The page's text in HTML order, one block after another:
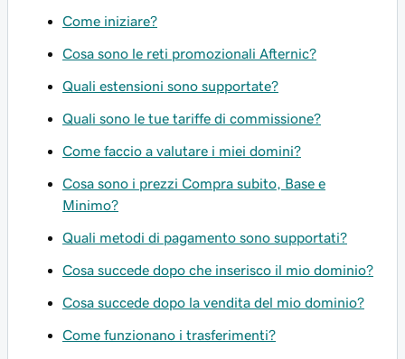
Come iniziare?
Cosa sono le reti promozionali Afternic?
Quali estensioni sono supportate?
Quali sono le tue tariffe di commissione?
Come faccio a valutare i miei domini?
Cosa sono i prezzi Compra subito, Base e
Minimo?
Quali metodi di pagamento sono supportati?
Cosa succede dopo che inserisco il mio dominio?
Cosa succede dopo la vendita del mio dominio?
Come funzionano i trasferimenti?